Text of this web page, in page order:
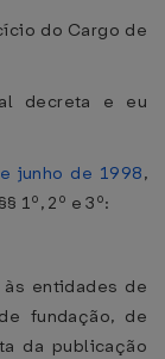
do Cargo de
decreta e eu
junho de 1998,
1º, 2º e 3º:
entidades de
fundação, de
da publicação